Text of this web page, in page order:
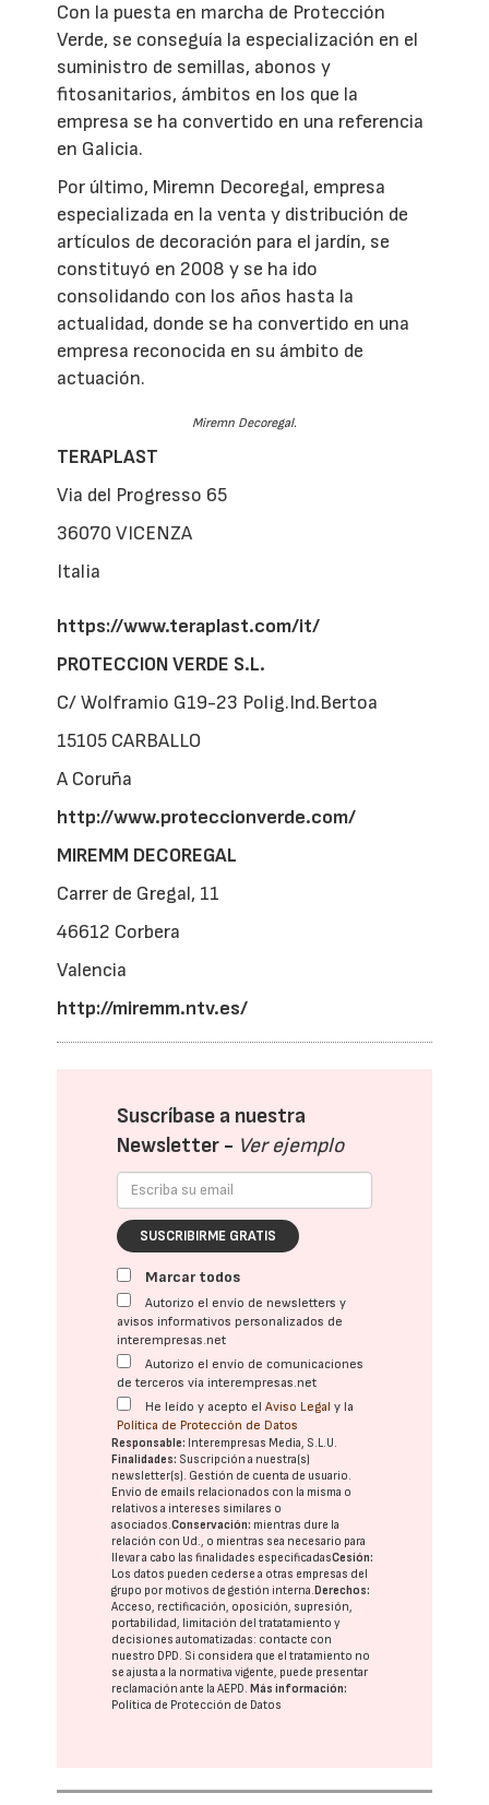
Con la puesta en marcha de Protección
Verde, se conseguía la especialización en el
suministro de semillas, abonos y
fitosanitarios, ámbitos en los que la
empresa se ha convertido en una referencia
en Galicia.
Por último, Miremn Decoregal, empresa
especializada en la venta y distribución de
artículos de decoración para el jardín, se
constituyó en 2008 y se ha ido
consolidando con los años hasta la
actualidad, donde se ha convertido en una
empresa reconocida en su ámbito de
actuación.
Miremn Decoregal.
TERAPLAST
Via del Progresso 65
36070 VICENZA
Italia
https://www.teraplast.com/it/
PROTECCION VERDE S.L.
C/ Wolframio G19-23 Polig.Ind.Bertoa
15105 CARBALLO
A Coruña
http://www.proteccionverde.com/
MIREMM DECOREGAL
Carrer de Gregal, 11
46612 Corbera
Valencia
http://miremm.ntv.es/
Suscríbase a nuestra
Newsletter - Ver ejemplo
SUSCRIBIRME GRATIS
Marcar todos
Autorizo el envío de newsletters y
avisos informativos personalizados de
interempresas.net
Autorizo el envío de comunicaciones
de terceros vía interempresas.net
He leído y acepto elAviso Legal y la
Política de Protección de Datos
Responsable: Interempresas Media, S.L.U.
Finalidades: Suscripción a nuestra(s)
newsletter(s). Gestión de cuenta de usuario.
Envío de emails relacionados con la misma o
relativos a intereses similares o
asociados.Conservación: mientras dure la
relación con Ud., o mientras sea necesario para
llevar a cabo las finalidades especificadasCesión:
Los datos pueden cederse a otras empresas del
grupo por motivos de gestión interna.Derechos:
Acceso, rectificación, oposición, supresión,
portabilidad, limitación del tratatamiento y
decisiones automatizadas: contacte con
nuestro DPD. Si considera que el tratamiento no
se ajusta a la normativa vigente, puede presentar
reclamación ante laAEPD.Más información:
Política de Protección de Datos